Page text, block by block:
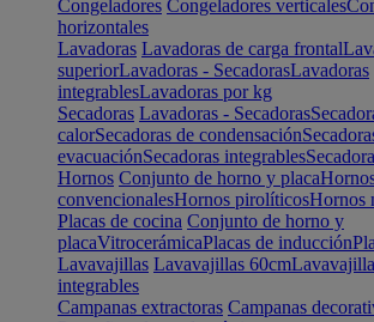
Congeladores Congeladores verticales
horizontales
Lavadoras Lavadoras de carga frontal
superiorLavadoras - SecadorasLavadoras
integrablesLavadoras por kg
Secadoras Lavadoras - Secadoras
calorSecadoras de condensación
evacuaciónSecadoras integrables
Hornos Conjunto de horno y placa
convencionalesHornos pirolíticosHornos
Placas de cocina Conjunto de horno y
placaVitrocerámicaPlacas de inducción
Lavavajillas Lavavajillas 60cm
integrables
Campanas extractoras Campanas